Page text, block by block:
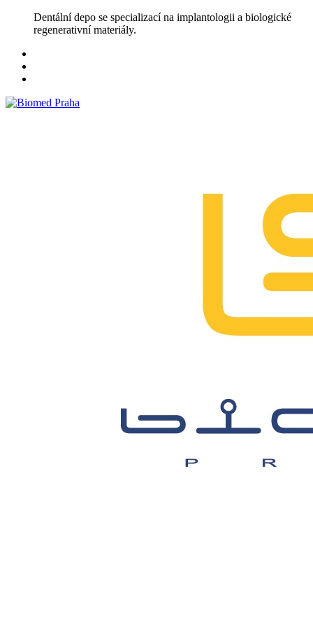
Dentální depo se specializací na implantologii a biologické
regenerativní materiály.